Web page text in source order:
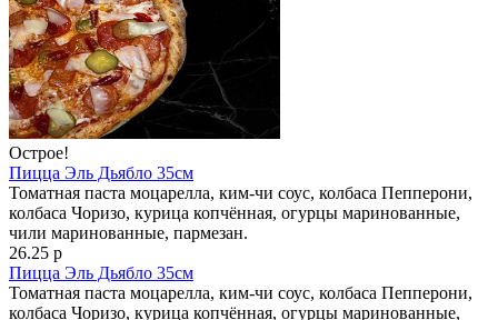
Острое!
Пицца Эль Дьябло 35см
Томатная паста моцарелла, ким-чи соус, колбаса Пепперони,
колбаса Чоризо, курица копчённая, огурцы маринованные,
чили маринованные, пармезан.
26.25 р
Пицца Эль Дьябло 35см
Томатная паста моцарелла, ким-чи соус, колбаса Пепперони,
колбаса Чоризо, курица копчённая, огурцы маринованные,